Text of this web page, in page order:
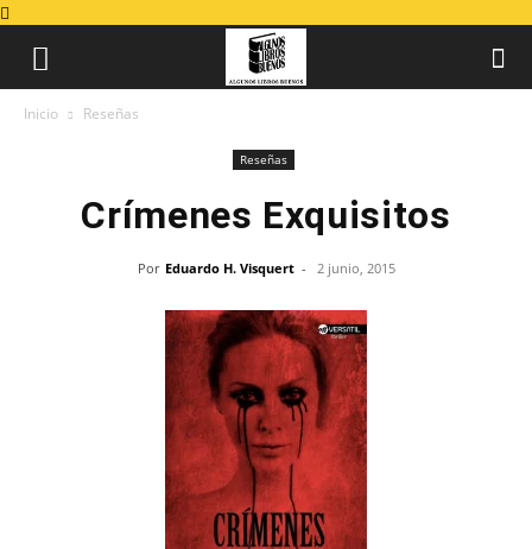
Inicio Reseñas
Reseñas
Crímenes Exquisitos
Por Eduardo H. Visquert - 2 junio, 2015